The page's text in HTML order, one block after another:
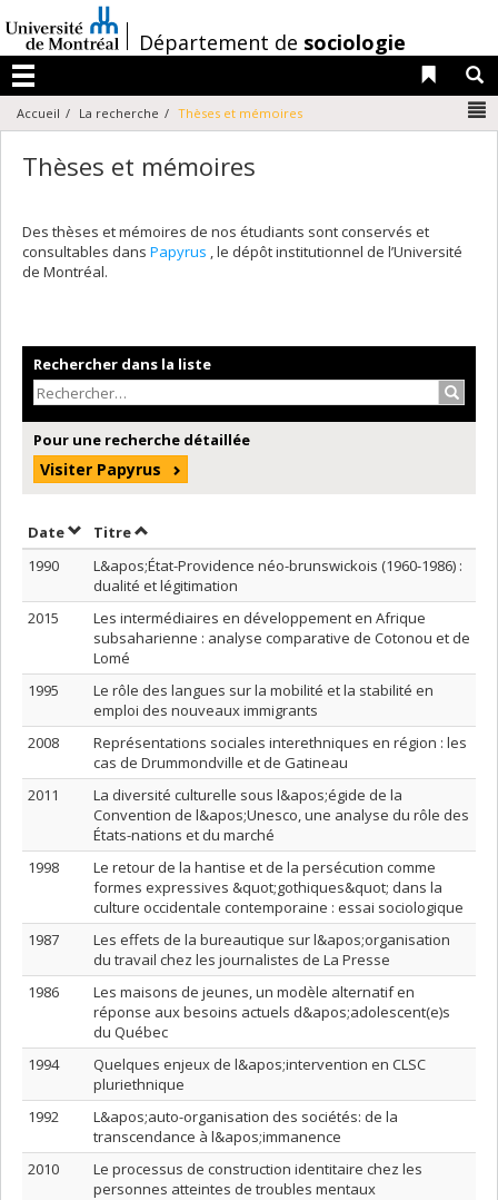
au
contenu
/Département de sociologie
Menu
Liens
Accueil La recherche Thèses et mémoires
Thèses et mémoires
Des thèses et mémoires de nos étudiants sont conservés et
consultables dans Papyrus , le dépôt institutionnel de l’Université
de Montréal.
Rechercher dans la liste
Pour une recherche détaillée
Visiter Papyrus
DateTrier par date en ordre croissant
TitreTrier par titre en ordre croissant
1990
L&apos;État-Providence néo-brunswickois (1960-1986) :
dualité et légitimation
2015
Les intermédiaires en développement en Afrique
subsaharienne : analyse comparative de Cotonou et de
Lomé
1995
Le rôle des langues sur la mobilité et la stabilité en
emploi des nouveaux immigrants
2008
Représentations sociales interethniques en région : les
cas de Drummondville et de Gatineau
2011
La diversité culturelle sous l&apos;égide de la
Convention de l&apos;Unesco, une analyse du rôle des
États-nations et du marché
1998
Le retour de la hantise et de la persécution comme
formes expressives &quot;gothiques&quot; dans la
culture occidentale contemporaine : essai sociologique
1987
Les effets de la bureautique sur l&apos;organisation
du travail chez les journalistes de La Presse
1986
Les maisons de jeunes, un modèle alternatif en
réponse aux besoins actuels d&apos;adolescent(e)s
du Québec
1994
Quelques enjeux de l&apos;intervention en CLSC
pluriethnique
1992
L&apos;auto-organisation des sociétés: de la
transcendance à l&apos;immanence
2010
Le processus de construction identitaire chez les
personnes atteintes de troubles mentaux